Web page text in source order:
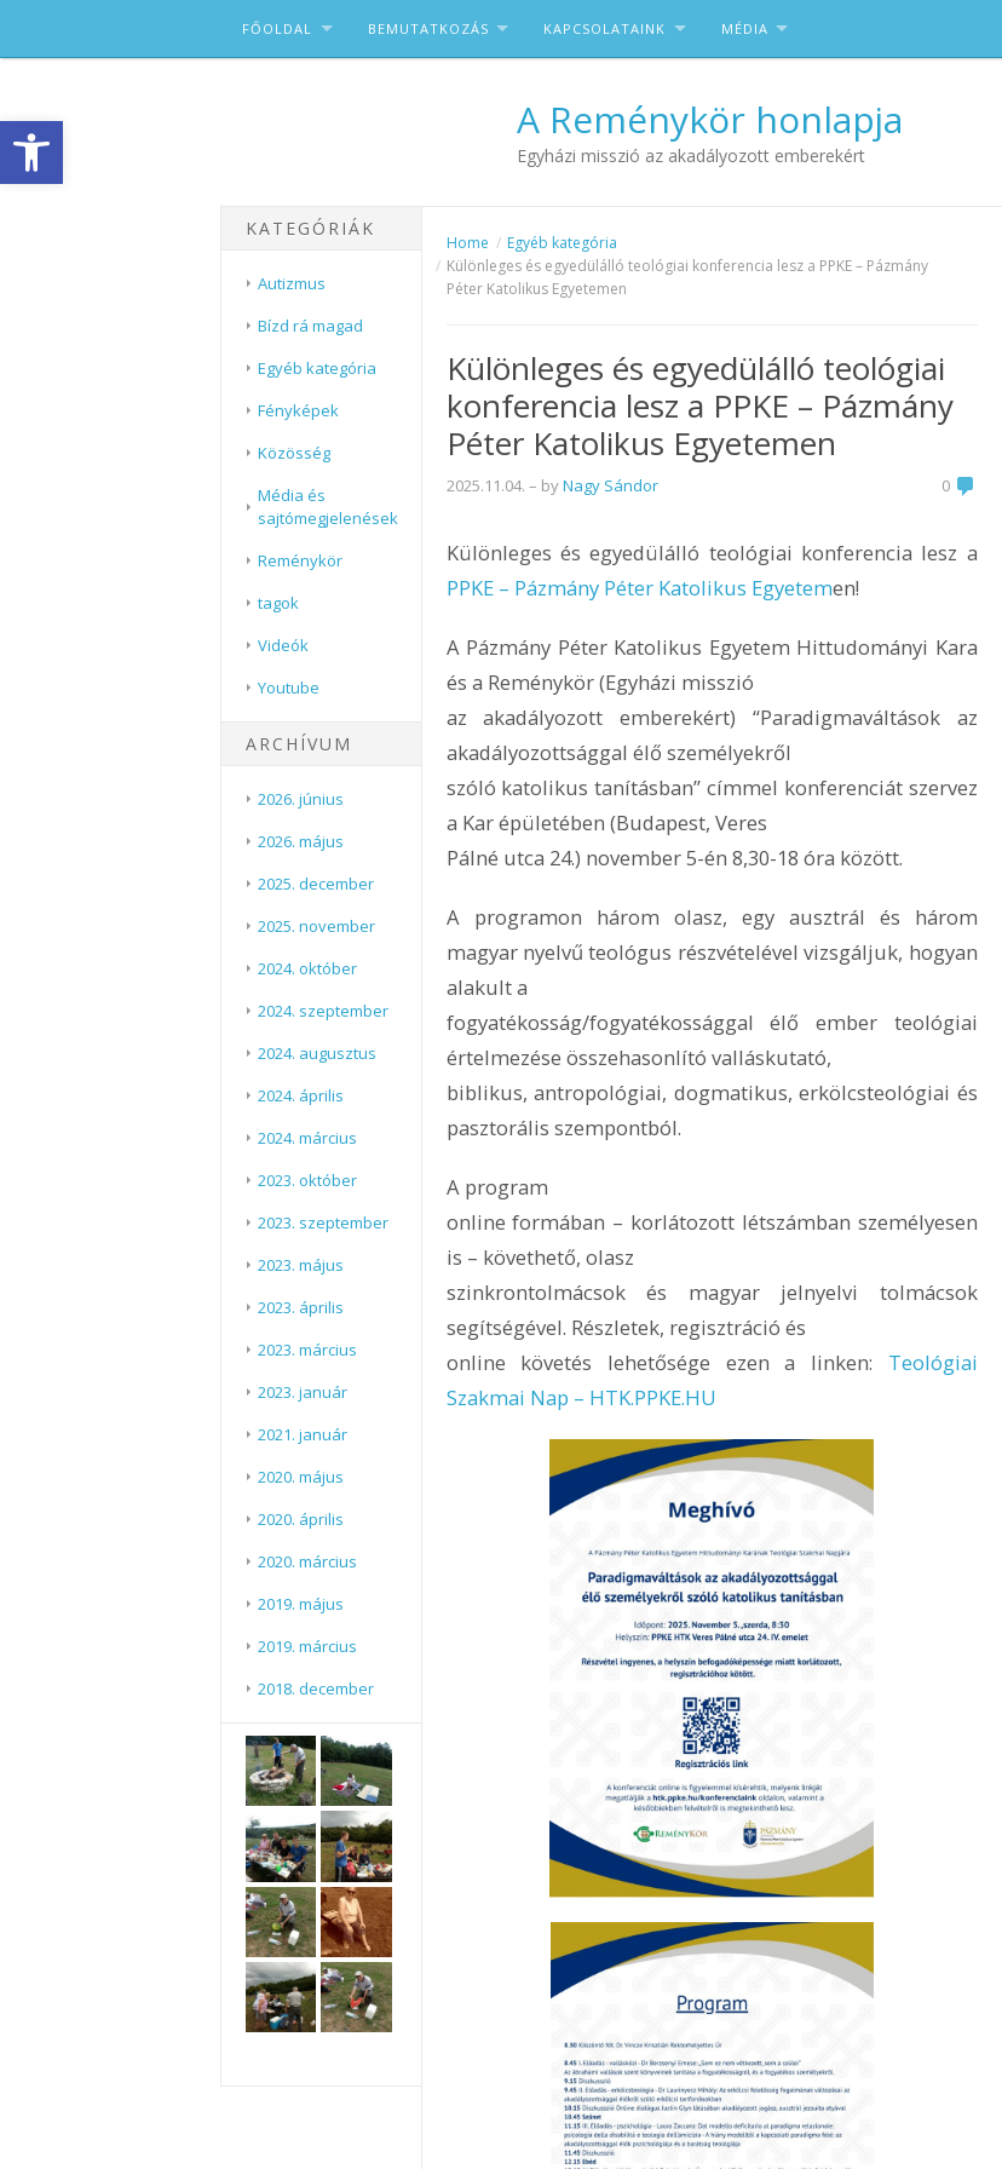
Eszköztár megnyitása
FŐOLDAL BEMUTATKOZÁS KAPCSOLATAINK MÉDIA
A Reménykör honlapja
Egyházi misszió az akadályozott emberekért
KATEGÓRIÁK
Autizmus
Bízd rá magad
Egyéb kategória
Fényképek
Közösség
Média és
sajtómegjelenések
Reménykör
tagok
Videók
Youtube
ARCHÍVUM
2026. június
2026. május
2025. december
2025. november
2024. október
2024. szeptember
2024. augusztus
2024. április
2024. március
2023. október
2023. szeptember
2023. május
2023. április
2023. március
2023. január
2021. január
2020. május
2020. április
2020. március
2019. május
2019. március
2018. december
Home
Egyéb kategória
Különleges és egyedülálló teológiai konferencia lesz a PPKE – Pázmány
Péter Katolikus Egyetemen
Különleges és egyedülálló teológiai
konferencia lesz a PPKE – Pázmány
Péter Katolikus Egyetemen
2025.11.04. – byNagy Sándor 0
Különleges és egyedülálló teológiai konferencia lesz a
PPKE – Pázmány Péter Katolikus Egyetemen!
A Pázmány Péter Katolikus Egyetem Hittudományi Kara
és a Reménykör (Egyházi misszió
az akadályozott emberekért) “Paradigmaváltások az
akadályozottsággal élő személyekről
szóló katolikus tanításban” címmel konferenciát szervez
a Kar épületében (Budapest, Veres
Pálné utca 24.) november 5-én 8,30-18 óra között.
A programon három olasz, egy ausztrál és három
magyar nyelvű teológus részvételével vizsgáljuk, hogyan
alakult a
fogyatékosság/fogyatékossággal élő ember teológiai
értelmezése összehasonlító valláskutató,
biblikus, antropológiai, dogmatikus, erkölcsteológiai és
pasztorális szempontból.
A program
online formában – korlátozott létszámban személyesen
is – követhető, olasz
szinkrontolmácsok és magyar jelnyelvi tolmácsok
segítségével. Részletek, regisztráció és
online követés lehetősége ezen a linken: Teológiai
Szakmai Nap – HTK.PPKE.HU